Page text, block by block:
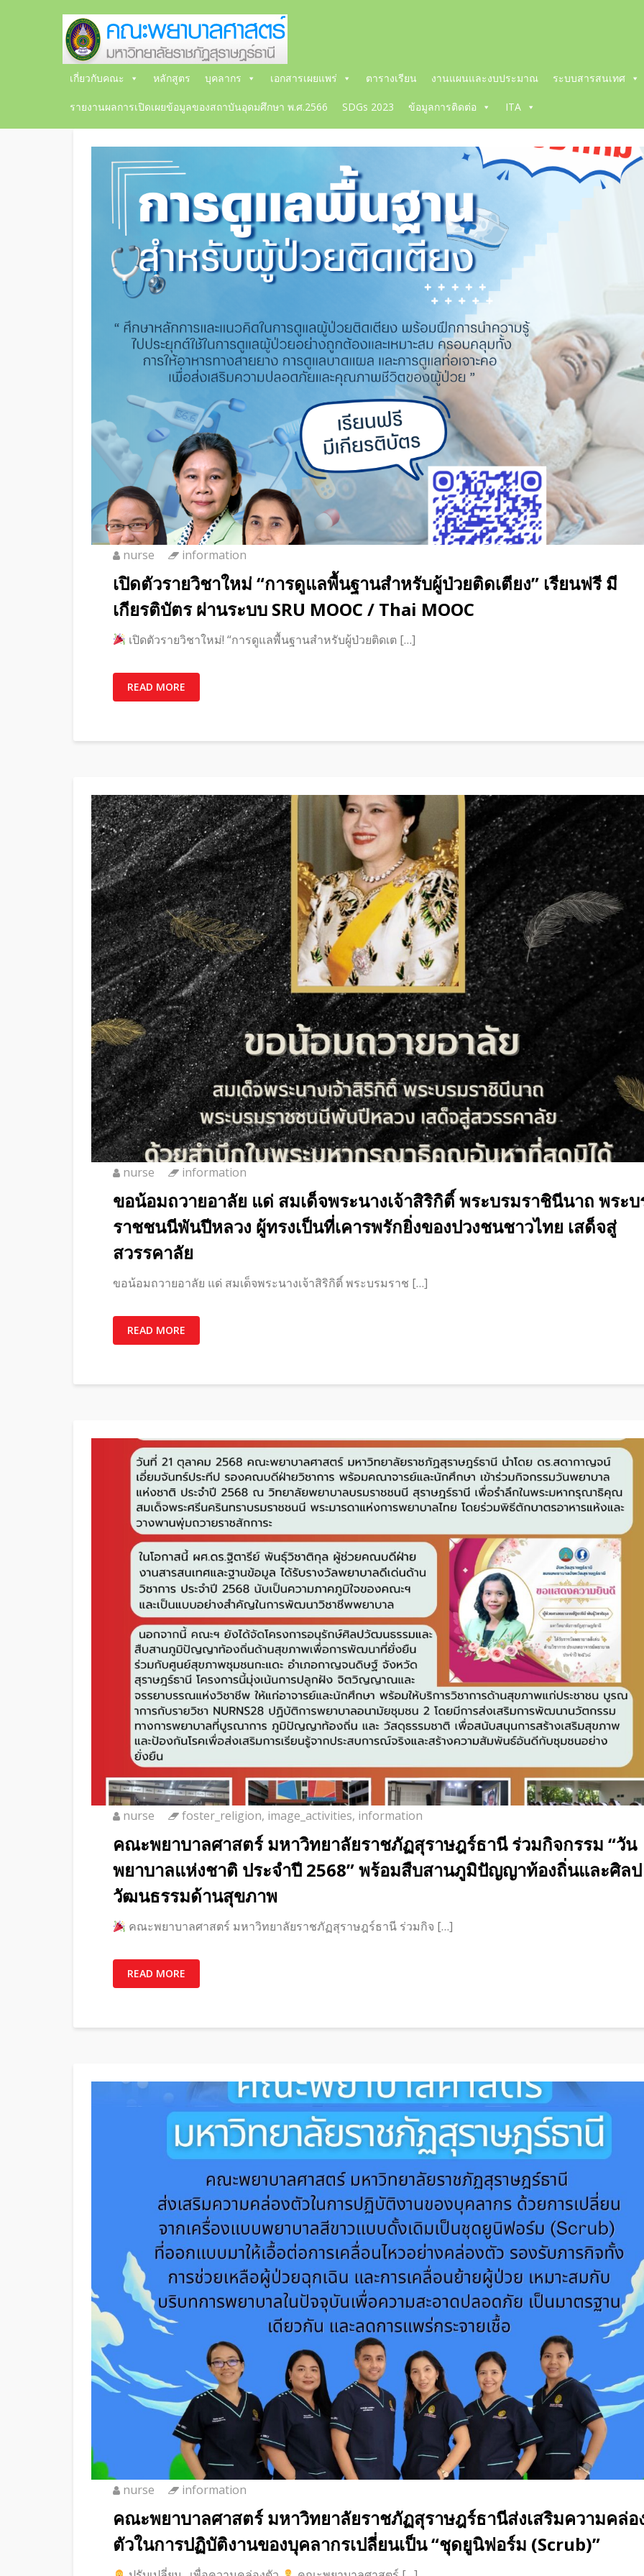
เกี่ยวกับคณะ หลักสูตร บุคลากร เอกสารเผยแพร่ ตารางเรียน งานแผนและงบประมาณ ระบบสารสนเทศ
รายงานผลการเปิดเผยข้อมูลของสถาบันอุดมศึกษา พ.ศ.2566 SDGs 2023 ข้อมูลการติดต่อ ITA
nurse information
เปิดตัวรายวิชาใหม่ “การดูแลพื้นฐานสำหรับผู้ป่วยติดเตียง” เรียนฟรี มี
เกียรติบัตร ผ่านระบบ SRU MOOC / Thai MOOC
เปิดตัวรายวิชาใหม่! “การดูแลพื้นฐานสำหรับผู้ป่วยติดเต […]
READ MORE
nurse information
ขอน้อมถวายอาลัย แด่ สมเด็จพระนางเจ้าสิริกิติ์ พระบรมราชินีนาถ พระ
ราชชนนีพันปีหลวง ผู้ทรงเป็นที่เคารพรักยิ่งของปวงชนชาวไทย เสด็จสู่
สวรรคาลัย
ขอน้อมถวายอาลัย แด่ สมเด็จพระนางเจ้าสิริกิติ์ พระบรมราช […]
READ MORE
nurse foster_religion, image_activities, information
คณะพยาบาลศาสตร์ มหาวิทยาลัยราชภัฏสุราษฎร์ธานี ร่วมกิจกรรม “วัน
พยาบาลแห่งชาติ ประจำปี 2568” พร้อมสืบสานภูมิปัญญาท้องถิ่นและศิลป
วัฒนธรรมด้านสุขภาพ
คณะพยาบาลศาสตร์ มหาวิทยาลัยราชภัฏสุราษฎร์ธานี ร่วมกิจ […]
READ MORE
nurse information
คณะพยาบาลศาสตร์ มหาวิทยาลัยราชภัฏสุราษฎร์ธานีส่งเสริมความคล่อ
ตัวในการปฏิบัติงานของบุคลากรเปลี่ยนเป็น “ชุดยูนิฟอร์ม (Scrub)”